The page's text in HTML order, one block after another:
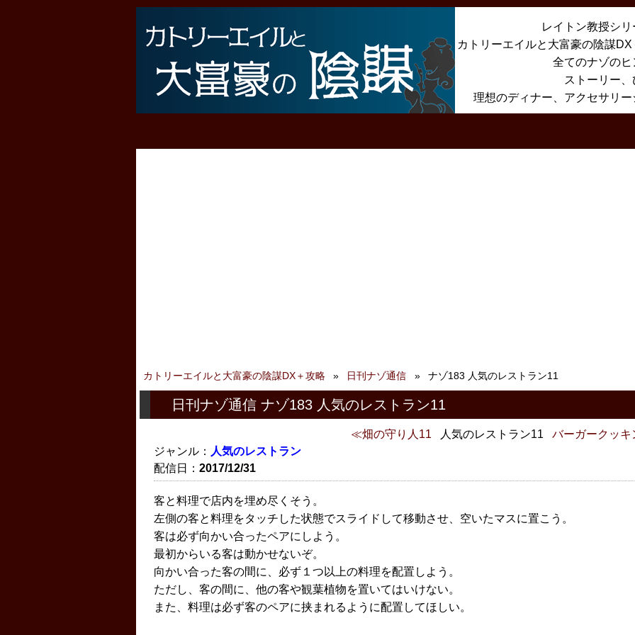
レイトン教授シ
カトリーエイルと大富豪の陰謀
全てのナゾの
ストーリー
理想のディナー、アクセサリ
カトリーエイルと大富豪の陰謀DX＋攻略 日刊ナゾ通信 ナゾ183 人気のレストラン11
日刊ナゾ通信 ナゾ183 人気のレストラン11
畑の守り人11 人気のレストラン11
バーガークッキ
ジャンル： 人気のレストラン
配信日： 2017/12/31
客と料理で店内を埋め尽くそう。
左側の客と料理をタッチした状態でスライドして移動させ、空いたマスに置こう。
客は必ず向かい合ったペアにしよう。
最初からいる客は動かせないぞ。
向かい合った客の間に、必ず１つ以上の料理を配置しよう。
ただし、客の間に、他の客や観葉植物を置いてはいけない。
また、料理は必ず客のペアに挟まれるように配置してほしい。